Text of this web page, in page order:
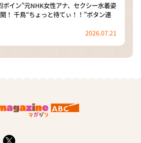
ボイン”元NHK女性アナ、セクシー水着姿
！ 千鳥“ちょっと待てぃ！！”ボタン連
2026.07.21